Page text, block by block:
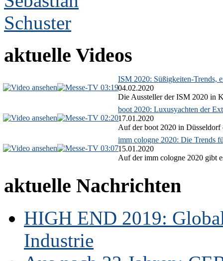
aktuelle Videos
03:19
ISM 2020: Süßigkeiten-Trends,
04.02.2020
Die Aussteller der ISM 2020 in
02:20
boot 2020: Luxusyachten der
17.01.2020
Auf der boot 2020 in Düsseldorf
03:07
imm cologne 2020: Die Trends
15.01.2020
Auf der imm cologne 2020 gibt
aktuelle Nachrichten
HIGH END 2019:
Industrie